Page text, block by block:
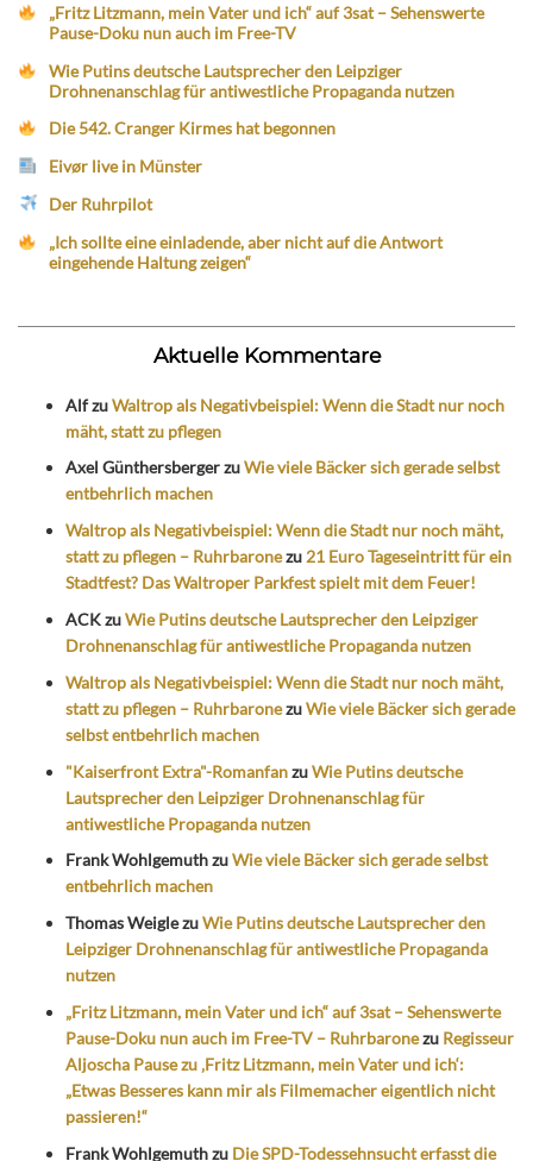
„Fritz Litzmann, mein Vater und ich“ auf 3sat – Sehenswerte
Pause-Doku nun auch im Free-TV
Wie Putins deutsche Lautsprecher den Leipziger
Drohnenanschlag für antiwestliche Propaganda nutzen
Die 542. Cranger Kirmes hat begonnen
Eivør live in Münster
Der Ruhrpilot
„Ich sollte eine einladende, aber nicht auf die Antwort
eingehende Haltung zeigen“
Aktuelle Kommentare
AlfzuWaltrop als Negativbeispiel: Wenn die Stadt nur noch
mäht, statt zu pflegen
Axel GünthersbergerzuWie viele Bäcker sich gerade selbst
entbehrlich machen
Waltrop als Negativbeispiel: Wenn die Stadt nur noch mäht,
statt zu pflegen – Ruhrbaronezu 21 Euro Tageseintritt für ein
Stadtfest? Das Waltroper Parkfest spielt mit dem Feuer!
ACKzuWie Putins deutsche Lautsprecher den Leipziger
Drohnenanschlag für antiwestliche Propaganda nutzen
Waltrop als Negativbeispiel: Wenn die Stadt nur noch mäht,
statt zu pflegen – RuhrbaronezuWie viele Bäcker sich gerade
selbst entbehrlich machen
"Kaiserfront Extra"-RomanfanzuWie Putins deutsche
Lautsprecher den Leipziger Drohnenanschlag für
antiwestliche Propaganda nutzen
Frank WohlgemuthzuWie viele Bäcker sich gerade selbst
entbehrlich machen
Thomas WeiglezuWie Putins deutsche Lautsprecher den
Leipziger Drohnenanschlag für antiwestliche Propaganda
nutzen
„Fritz Litzmann, mein Vater und ich“ auf 3sat – Sehenswerte
Pause-Doku nun auch im Free-TV – Ruhrbaronezu Regisseur
Aljoscha Pause zu ‚Fritz Litzmann, mein Vater und ich‘:
„Etwas Besseres kann mir als Filmemacher eigentlich nicht
passieren!“
Frank Wohlgemuthzu Die SPD-Todessehnsucht erfasst die